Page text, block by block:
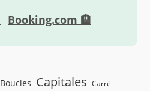
Booking.com 🏨
Boucles Capitales Carré